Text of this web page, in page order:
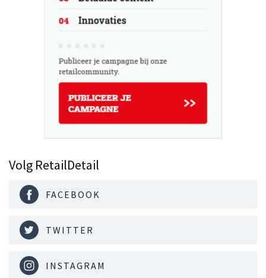
Volg RetailDetail
FACEBOOK
TWITTER
INSTAGRAM